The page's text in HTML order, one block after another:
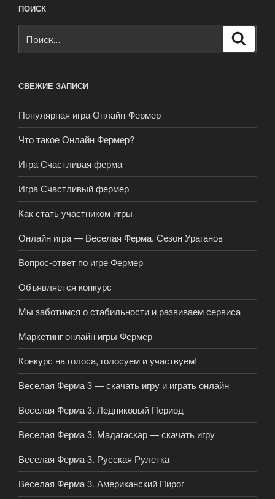
ПОИСК
СВЕЖИЕ ЗАПИСИ
Популярная игра Онлайн-Фермер
Что такое Онлайн Фермер?
Игра Счастливая ферма
Игра Счастливый фермер
Как стать участником игры
Онлайн игра — Веселая Ферма. Сезон Ураганов
Вопрос-ответ по игре Фермер
Объявляется конкурс
Мы заботимся о стабильности и развиваем сервиса
Маркетинг онлайн игры Фермер
Конкурс на голоса, голосуем и участвуем!
Веселая Ферма 3 — скачать игру и играть онлайн
Веселая Ферма 3. Ледниковый Период
Веселая Ферма 3. Мадагаскар — скачать игру
Веселая Ферма 3. Русская Рулетка
Веселая Ферма 3. Американский Пирог